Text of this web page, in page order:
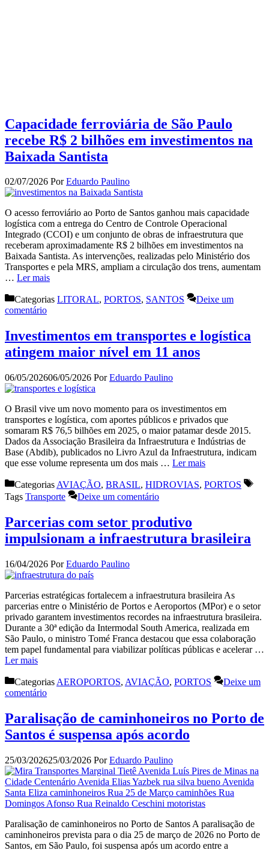
Capacidade ferroviária de São Paulo
recebe R$ 2 bilhões em investimentos na
Baixada Santista
02/07/2026 PorEduardo Paulino
O acesso ferroviário ao Porto de Santos ganhou mais capacidade
logística com a entrega do Centro de Controle Operacional
Integrado (CCOI) e um conjunto de obras de infraestrutura que
receberam aproximadamente R$ 2 bilhões em investimentos na
Baixada Santista. As intervenções, realizadas pelo Ministério dos
Transportes e pela MRS, ampliam a circulação dos trens, aumentam
… Ler mais
Categorias LITORAL, PORTOS, SANTOS
Deixe um
comentário
Investimentos em transportes e logística
atingem maior nível em 11 anos
06/05/202606/05/2026 PorEduardo Paulino
O Brasil vive um novo momento para os investimentos em
transportes e logística, com aportes públicos e privados que
somaram R$ 76,5 bilhões em 2025, o maior patamar desde 2015.
Dados da Associação Brasileira da Infraestrutura e Indústrias de
Base (Abdib), publicados no Livro Azul da Infraestrutura, indicam
que esse volume representa um dos mais … Ler mais
Categorias AVIAÇÃO, BRASIL, HIDROVIAS, PORTOS
Tags Transporte Deixe um comentário
Parcerias com setor produtivo
impulsionam a infraestrutura brasileira
16/04/2026 PorEduardo Paulino
Parcerias estratégicas fortalecem a infraestrutura brasileira As
parcerias entre o Ministério de Portos e Aeroportos (MPor) e o setor
privado garantem investimentos recordes na infraestrutura brasileira.
Durante a 30ª edição da Intermodal South America, realizada em
São Paulo, o ministro Tomé Franca destacou que essa colaboração
tem papel fundamental para viabilizar políticas públicas e acelerar …
Ler mais
Categorias AEROPORTOS, AVIAÇÃO, PORTOS
Deixe um
comentário
Paralisação de caminhoneiros no Porto de
Santos é suspensa após acordo
25/03/202625/03/2026 PorEduardo Paulino
Paralisação de caminhoneiros no Porto de Santos A paralisação de
caminhoneiros prevista para o dia 25 de março de 2026 no Porto de
Santos, em São Paulo, foi suspensa após um acordo entre a